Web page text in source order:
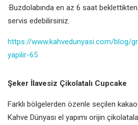
·Buzdolabında en az 6 saat
servis edebilirsiniz.
https://www.kahvedunyasi.com/blog/
yapilir-65
Şeker İlavesiz Çikolatalı Cupcake
Farklı bölgelerden özenle seçilen
Kahve Dünyası el yapımı orijin